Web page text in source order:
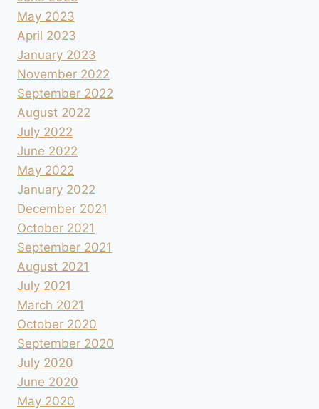
May 2023
April 2023
January 2023
November 2022
September 2022
August 2022
July 2022
June 2022
May 2022
January 2022
December 2021
October 2021
September 2021
August 2021
July 2021
March 2021
October 2020
September 2020
July 2020
June 2020
May 2020